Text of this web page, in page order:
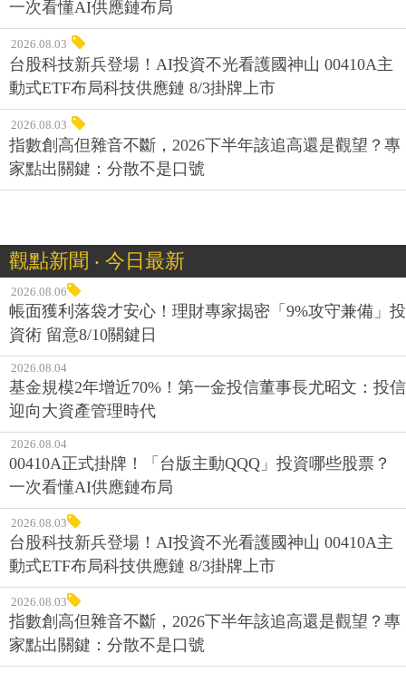
一次看懂AI供應鏈布局
2026.08.03
台股科技新兵登場！AI投資不光看護國神山 00410A主
動式ETF布局科技供應鏈 8/3掛牌上市
2026.08.03
指數創高但雜音不斷，2026下半年該追高還是觀望？專
家點出關鍵：分散不是口號
觀點新聞 ‧ 今日最新
2026.08.06
帳面獲利落袋才安心！理財專家揭密「9%攻守兼備」投
資術 留意8/10關鍵日
2026.08.04
基金規模2年增近70%！第一金投信董事長尤昭文：投信
迎向大資產管理時代
2026.08.04
00410A正式掛牌！「台版主動QQQ」投資哪些股票？
一次看懂AI供應鏈布局
2026.08.03
台股科技新兵登場！AI投資不光看護國神山 00410A主
動式ETF布局科技供應鏈 8/3掛牌上市
2026.08.03
指數創高但雜音不斷，2026下半年該追高還是觀望？專
家點出關鍵：分散不是口號